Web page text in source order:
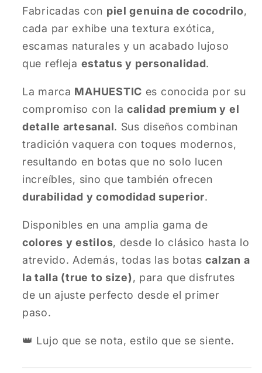
Fabricadas con piel genuina de cocodrilo,
cada par exhibe una textura exótica,
escamas naturales y un acabado lujoso
que refleja estatus y personalidad.
La marca MAHUESTIC es conocida por su
compromiso con la calidad premium y el
detalle artesanal. Sus diseños combinan
tradición vaquera con toques modernos,
resultando en botas que no solo lucen
increíbles, sino que también ofrecen
durabilidad y comodidad superior.
Disponibles en una amplia gama de
colores y estilos, desde lo clásico hasta lo
atrevido. Además, todas las botascalzan a
la talla (true to size), para que disfrutes
de un ajuste perfecto desde el primer
paso.
👑 Lujo que se nota, estilo que se siente.